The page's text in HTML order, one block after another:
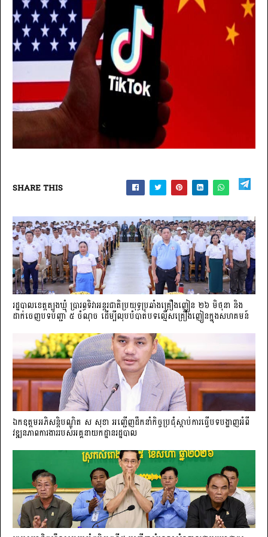
SHARE THIS
រដ្ឋបាលខេត្តត្បូងឃ្មុំ ប្រារព្ធទិវាអន្តរជាតិប្រយុទ្ធប្រឆាំងគ្រឿងញៀន ២៦ មិថុនា និង
ដាក់ចេញបទបញ្ជា ៥ ចំណុច ដើម្បីលុបបំបាត់បទល្មើសគ្រឿងញៀនក្នុងសហគមន៍
ឯកឧត្តមអភិសន្តិបណ្ឌិត ស សុខា អញ្ជើញដឹកនាំកិច្ចប្រជុំស្តាប់ការធ្វើបទបង្ហាញអំពី
វឌ្ឍនភាពការងាររបស់អគ្គនាយកដ្ឋានរដ្ឋបាល